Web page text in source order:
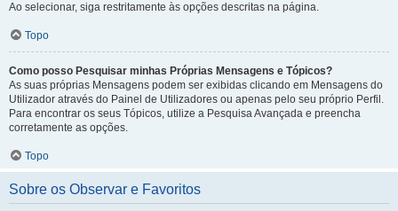
Ao selecionar, siga restritamente às opções descritas na página.
Topo
Como posso Pesquisar minhas Próprias Mensagens e Tópicos?
As suas próprias Mensagens podem ser exibidas clicando em Mensagens do
Utilizador através do Painel de Utilizadores ou apenas pelo seu próprio Perfil.
Para encontrar os seus Tópicos, utilize a Pesquisa Avançada e preencha
corretamente as opções.
Topo
Sobre os Observar e Favoritos